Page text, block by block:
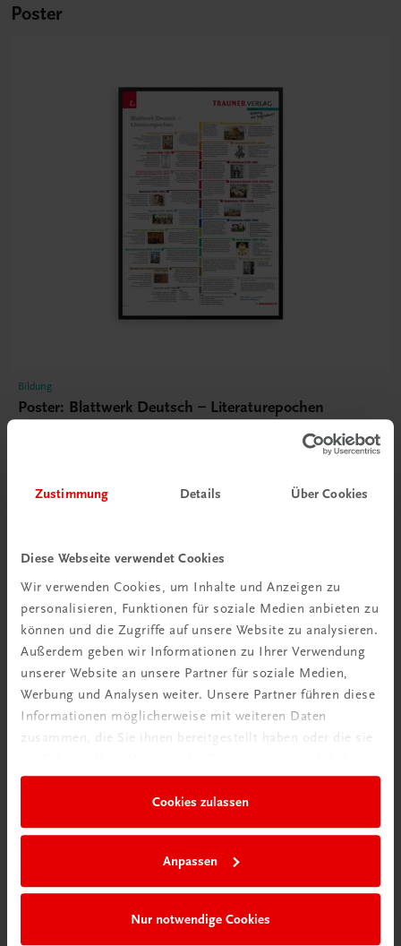
Zustimmung Details Über Cookies
Diese Webseite verwendet Cookies
Wir verwenden Cookies, um Inhalte und Anzeigen zu
personalisieren, Funktionen für soziale Medien anbieten zu
können und die Zugriffe auf unsere Website zu analysieren.
Außerdem geben wir Informationen zu Ihrer Verwendung
unserer Website an unsere Partner für soziale Medien,
Werbung und Analysen weiter. Unsere Partner führen diese
Informationen möglicherweise mit weiteren Daten
zusammen, die Sie ihnen bereitgestellt haben oder die sie
Cookies zulassen
Anpassen
Nur notwendige Cookies
Poster
Bildung
Poster: Blattwerk Deutsch – Literaturepochen
Gut zu wissen
Wie mit KI im Unterricht